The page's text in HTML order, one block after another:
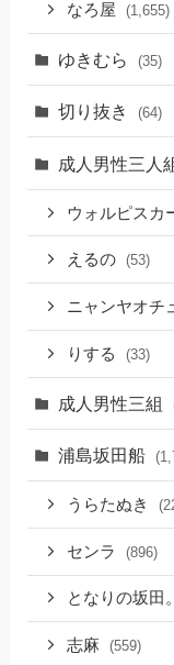
なろ屋 (1,655)
ゆきむら (35)
切り抜き (64)
成人男性三人
ウォルピスカ
えるの (53)
ニャンヤオチ
りする (33)
成人男性三組
浦島坂田船
うらたぬき
センラ (896)
となりの坂田
志麻 (559)